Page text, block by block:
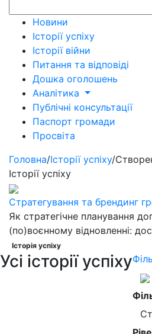
Новини
Історії успіху
Історії війни
Питання та відповіді
Дошка оголошень
Аналітика
Публічні консультації
Паспорт громади
Просвіта
Головна/Історії успіху/
Історії успіху
Стратегування та брендинг
Як стратегічне планування
(по)воєнному відновленні:
Історія успіху
Усі історії успіху